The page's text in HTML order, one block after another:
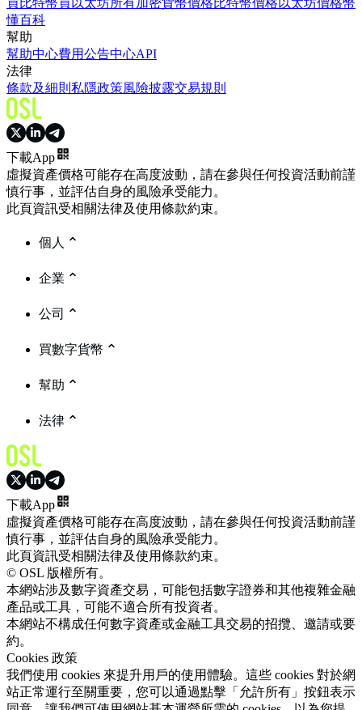
懂百科
幫助
幫助中心費用公告中心API
法律
條款及細則 私隱政策風險披露交易規則
下載App
虛擬資產價格可能存在高度波動，請在參與任何投資活動前謹
慎行事，並評估自身的風險承受能力。
此頁資訊受相關法律及使用條款約束。
個人
企業
公司
買數字貨幣
幫助
法律
下載App
虛擬資產價格可能存在高度波動，請在參與任何投資活動前謹
慎行事，並評估自身的風險承受能力。
此頁資訊受相關法律及使用條款約束。
© OSL 版權所有。
本網站涉及數字資產交易，可能包括數字證券和其他複雜金融
產品或工具，可能不適合所有投資者。
本網站不構成任何數字資產或金融工具交易的招攬、邀請或要
約。
Cookies 政策
我們使用 cookies 來提升用戶的使用體驗。這些 cookies 對於網
站正常運行至關重要，您可以通過點擊「允許所有」按鈕表示